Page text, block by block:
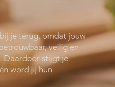
je terug, omdat jouw
veilig en
Daardoor stijgt je
word jij hun